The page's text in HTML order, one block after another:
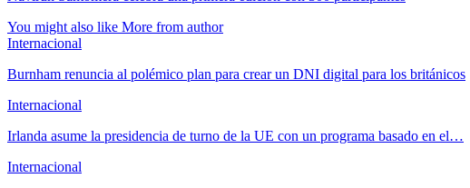
You might also like More from author
Internacional
Burnham renuncia al polémico plan para crear un DNI digital para los británicos
Internacional
Irlanda asume la presidencia de turno de la UE con un programa basado en el…
Internacional